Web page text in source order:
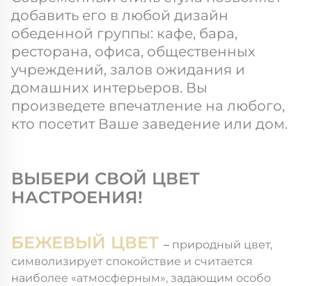
добавить его в любой дизайн
обеденной группы: кафе, бара,
ресторана, офиса, общественных
учреждений, залов ожидания и
домашних интерьеров. Вы
произведете впечатление на любого,
кто посетит Ваше заведение или дом.
ВЫБЕРИ СВОЙ ЦВЕТ
НАСТРОЕНИЯ!
БЕЖЕВЫЙ ЦВЕТ – природный цвет,
символизирует спокойствие и считается
наиболее «атмосферным», задающим особо